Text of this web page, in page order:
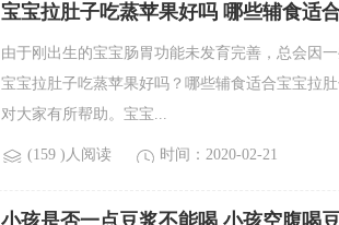
宝宝拉肚子吃蒸苹果好吗 哪些辅食适
由于刚出生的宝宝肠胃功能未发育完善，总会因
宝宝拉肚子吃蒸苹果好吗？哪些辅食适合宝宝拉
对大家有所帮助。宝宝...
(159 )人阅读 时间：2020-02-21
小孩是否一点豆浆不能喝 小孩空腹喝